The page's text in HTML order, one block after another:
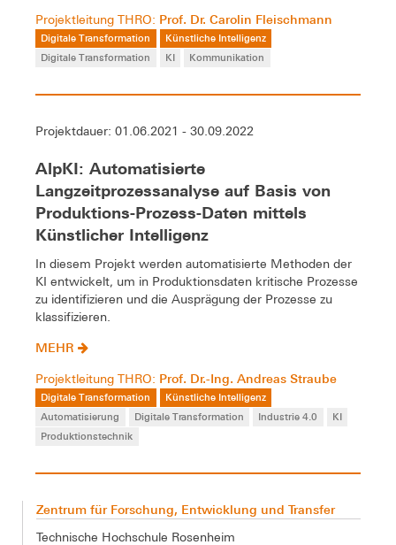
Projektleitung THRO: Prof. Dr. Carolin Fleischmann
Digitale Transformation
Künstliche Intelligenz
Digitale Transformation
KI Kommunikation
Projektdauer: 01.06.2021 - 30.09.2022
AlpKI: Automatisierte
Langzeitprozessanalyse auf Basis von
Produktions-Prozess-Daten mittels
Künstlicher Intelligenz
In diesem Projekt werden automatisierte Methoden der
KI entwickelt, um in Produktionsdaten kritische Prozesse
zu identifizieren und die Ausprägung der Prozesse zu
klassifizieren.
MEHR
Projektleitung THRO: Prof. Dr.-Ing. Andreas Straube
Digitale Transformation
Künstliche Intelligenz
Automatisierung
Digitale Transformation Industrie 4.0
KI
Produktionstechnik
Zentrum für Forschung, Entwicklung und Transfer
Technische Hochschule Rosenheim